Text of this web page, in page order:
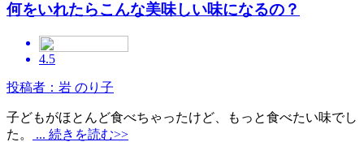
何をいれたらこんな美味しい味になるの？
4.5
投稿者：岩 のり子
子どもがほとんど食べちゃったけど、もっと食べたい味でし
た。
... 続きを読む>>